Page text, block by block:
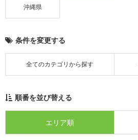
沖縄県
条件を変更する
全てのカテゴリから探す
順番を並び替える
エリア順